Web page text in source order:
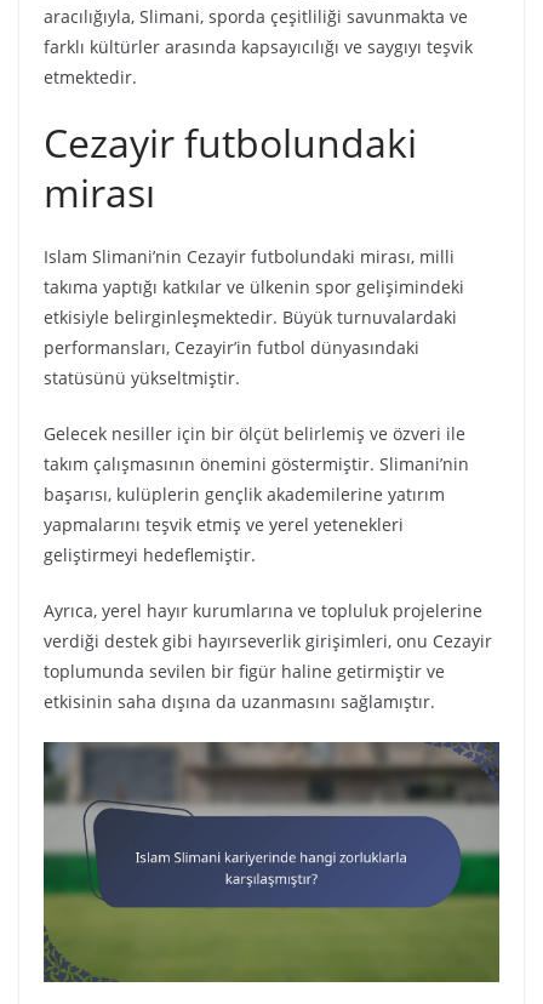
aracılığıyla, Slimani, sporda çeşitliliği savunmakta ve
farklı kültürler arasında kapsayıcılığı ve saygıyı teşvik
etmektedir.
Cezayir futbolundaki
mirası
Islam Slimani’nin Cezayir futbolundaki mirası, milli
takıma yaptığı katkılar ve ülkenin spor gelişimindeki
etkisiyle belirginleşmektedir. Büyük turnuvalardaki
performansları, Cezayir’in futbol dünyasındaki
statüsünü yükseltmiştir.
Gelecek nesiller için bir ölçüt belirlemiş ve özveri ile
takım çalışmasının önemini göstermiştir. Slimani’nin
başarısı, kulüplerin gençlik akademilerine yatırım
yapmalarını teşvik etmiş ve yerel yetenekleri
geliştirmeyi hedeflemiştir.
Ayrıca, yerel hayır kurumlarına ve topluluk projelerine
verdiği destek gibi hayırseverlik girişimleri, onu Cezayir
toplumunda sevilen bir figür haline getirmiştir ve
etkisinin saha dışına da uzanmasını sağlamıştır.